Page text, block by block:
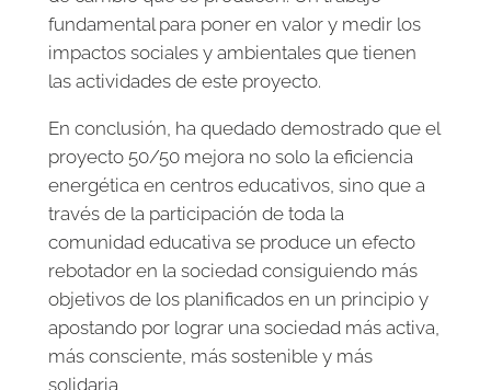
fundamental para poner en valor y medir los
impactos sociales y ambientales que tienen
las actividades de este proyecto.
En conclusión, ha quedado demostrado que el
proyecto 50/50 mejora no solo la eficiencia
energética en centros educativos, sino que a
través de la participación de toda la
comunidad educativa se produce un efecto
rebotador en la sociedad consiguiendo más
objetivos de los planificados en un principio y
apostando por lograr una sociedad más activa,
más consciente, más sostenible y más
solidaria